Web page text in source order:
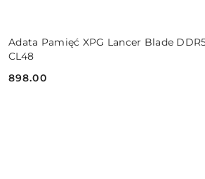
Adata Pamięć XPG Lancer Blade
CL48
Cena:
898.00